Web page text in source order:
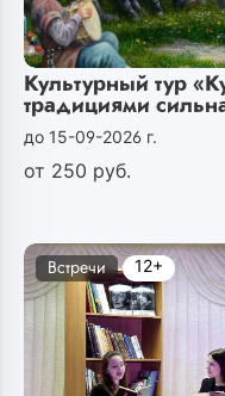
Культурный тур
традициями
до 15-09-2026 г.
от 250 руб.
Встречи 12+